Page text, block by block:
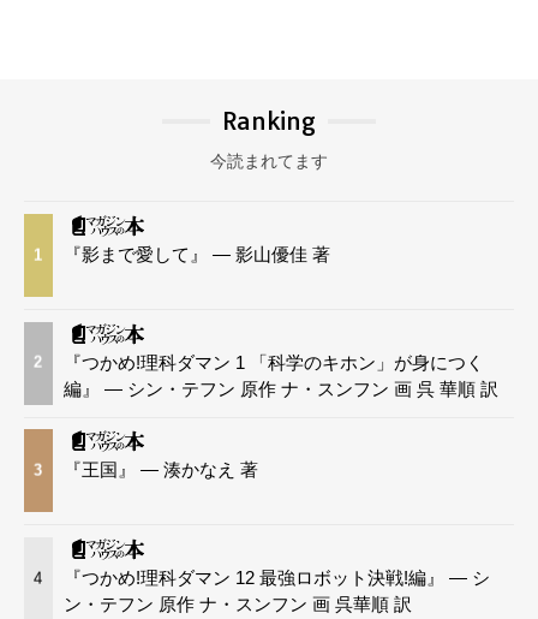
Ranking
今読まれてます
1 『影まで愛して』 — 影山優佳 著
2
『つかめ!理科ダマン 1 「科学のキホン」が身につく
編』 — シン・テフン 原作 ナ・スンフン 画 呉 華順 訳
3 『王国』 — 湊かなえ 著
4
『つかめ!理科ダマン 12 最強ロボット決戦!編』 — シ
ン・テフン 原作 ナ・スンフン 画 呉華順 訳